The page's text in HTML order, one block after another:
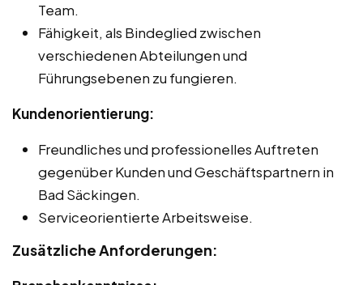
Team.
Fähigkeit, als Bindeglied zwischen
verschiedenen Abteilungen und
Führungsebenen zu fungieren.
Kundenorientierung:
Freundliches und professionelles Auftreten
gegenüber Kunden und Geschäftspartnern in
Bad Säckingen.
Serviceorientierte Arbeitsweise.
Zusätzliche Anforderungen: